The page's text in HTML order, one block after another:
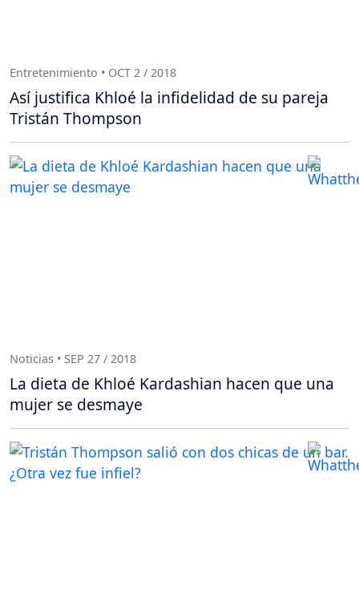
Entretenimiento • OCT 2 / 2018
Así justifica Khloé la infidelidad de su pareja
Tristán Thompson
Noticias • SEP 27 / 2018
La dieta de Khloé Kardashian hacen que una
mujer se desmaye